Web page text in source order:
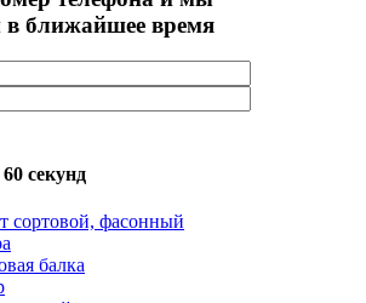
в ближайшее время
секунд
сортовой, фасонный
балка